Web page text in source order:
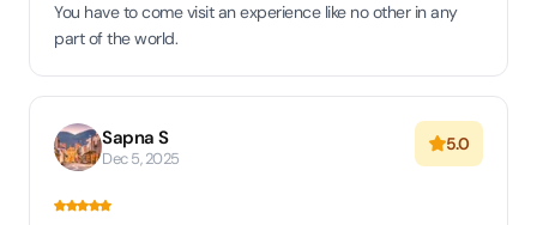
You have to come visit an experience like no other in any
part of the world.
Sapna S
Dec 5, 2025
5.0